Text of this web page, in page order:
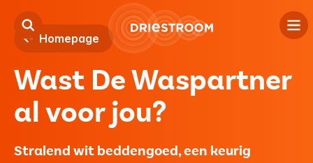
Kind
Jeugd
Volwassenen
Homepage
Wast De Waspartner
al voor jou?
Stralend wit beddengoed, een keurig